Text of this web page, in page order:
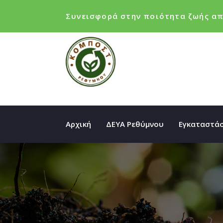
Συνεισφορά στην ποιότητα ζωής
Αρχική ΔΕΥΑ Ρεθύμνου